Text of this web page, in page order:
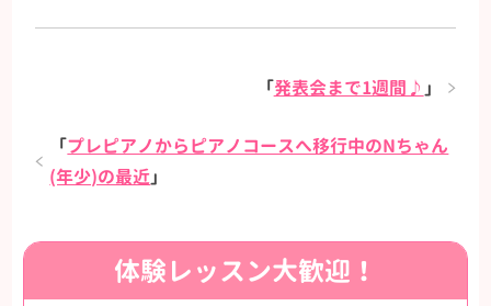
「発表会まで1週間♪」
「プレピアノからピアノコースへ移行中のNちゃん
(年少)の最近」
体験レッスン大歓迎！